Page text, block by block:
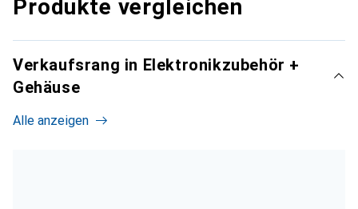
Produkte vergleichen
Verkaufsrang in Elektronikzubehör +
Gehäuse
Alle anzeigen